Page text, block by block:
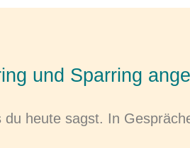
und Sparring
heute sagst. In